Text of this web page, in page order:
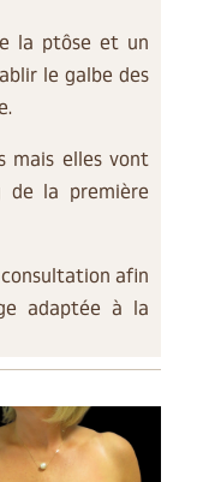
la ptôse et un
le galbe des
mais elles vont
de la première
afin
adaptée à la